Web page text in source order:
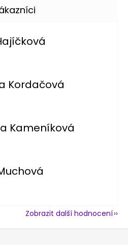
je 5 z 5 hvězdiček.
Kordačová
je 5 z 5 hvězdiček.
Kameníková
je 5 z 5 hvězdiček.
je 5 z 5 hvězdiček.
Zobrazit další hodnocení